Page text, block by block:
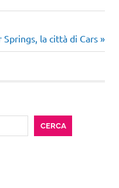
Springs, la città di Cars
CERCA